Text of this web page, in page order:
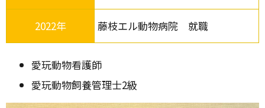
2022年 藤枝エル動物病院 就職
愛玩動物看護師
愛玩動物飼養管理士2級